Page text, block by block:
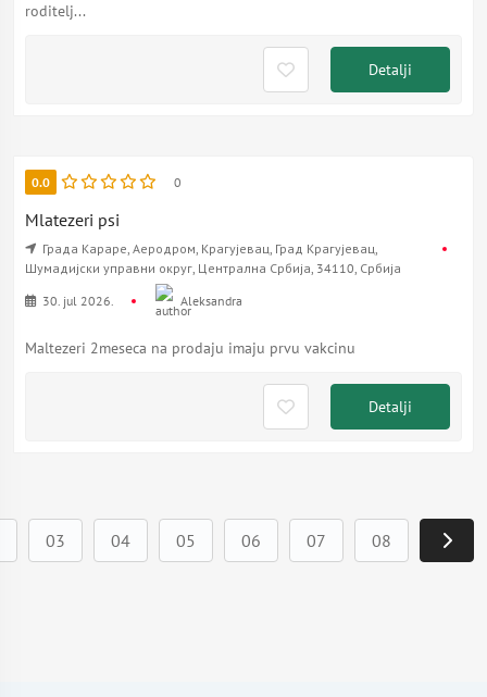
roditelj...
Detalji
0.0 0
Mlatezeri psi
Града Караре, Аеродром, Крагујевац, Град Крагујевац,
Шумадијски управни округ, Централна Србија, 34110, Србија
30. jul 2026.
Aleksandra
Maltezeri 2meseca na prodaju imaju prvu vakcinu
Detalji
03 04 05 06 07 08